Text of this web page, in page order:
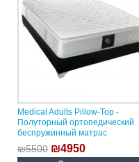
Medical Adults Pillow-Top -
Полуторный ортопедический
беспружинный матрас
₪5500 ₪4950